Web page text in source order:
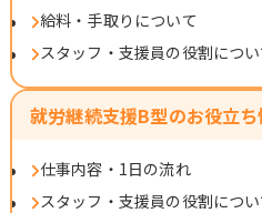
給料・手取りについて
スタッフ・支援員の役割につい
就労継続支援B型のお役立
仕事内容・1日の流れ
スタッフ・支援員の役割につい